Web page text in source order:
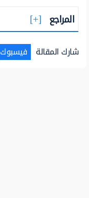
المراجع
شارك المقالة فيسبوك